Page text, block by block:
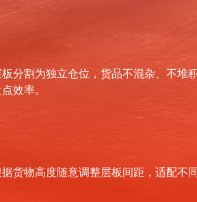
分割为独立仓位，货品不混杂、不堆
效率。
货物高度随意调整层板间距，适配不